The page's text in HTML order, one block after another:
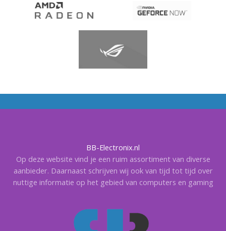
BB-Electronix.nl
Op deze website vind je een ruim assortiment van diverse
aanbieder. Daarnaast schrijven wij ook van tijd tot tijd over
nuttige informatie op het gebied van computers en gaming